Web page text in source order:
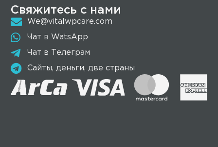
Свяжитесь с нами
We@vitalwpcare.com
Чат в WatsApp
Чат в Телеграм
Сайты, деньги, две страны